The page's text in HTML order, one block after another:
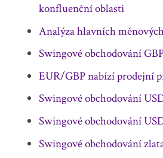
konfluenční oblasti
Analýza hlavních
Swingové obchodování
EUR/GBP nabízí prodejní
Swingové obchodování
Swingové obchodování
Swingové obchodování